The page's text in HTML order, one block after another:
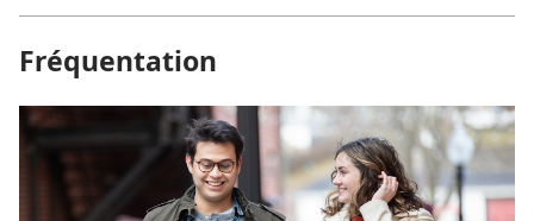
Fréquentation